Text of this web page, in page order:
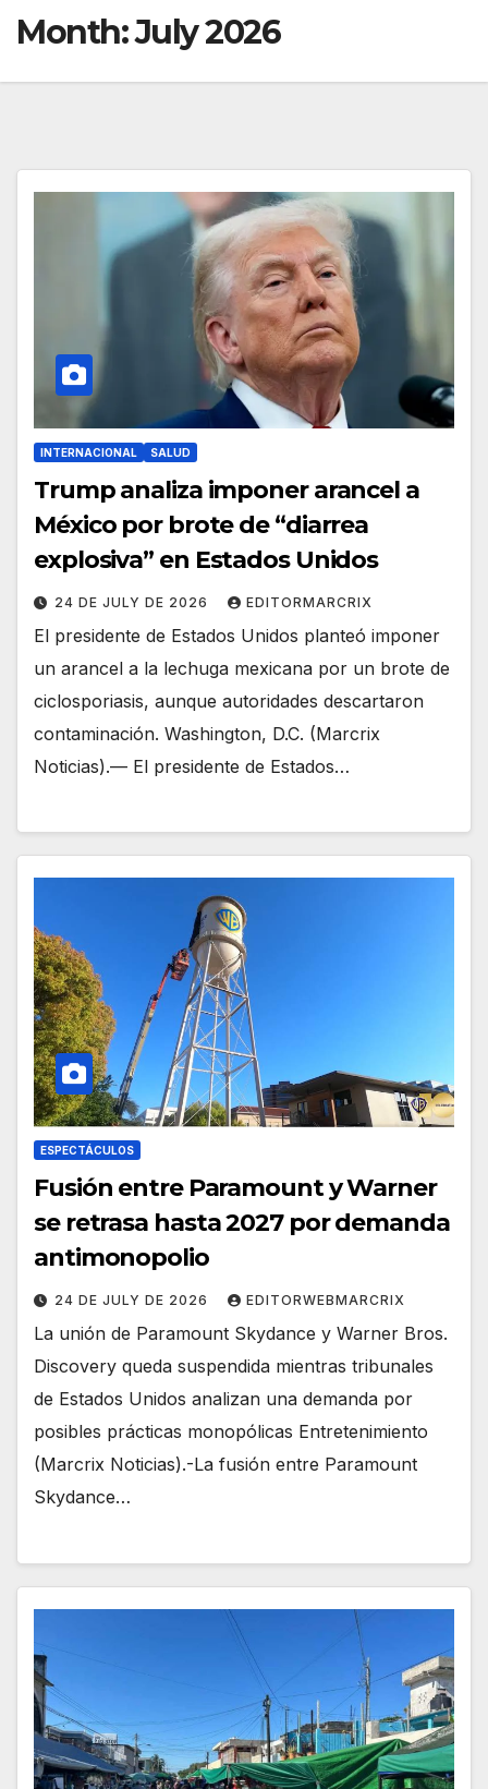
Month:July 2026
INTERNACIONAL SALUD
Trump analiza imponer arancel a
México por brote de “diarrea
explosiva” en Estados Unidos
24 DE JULY DE 2026 EDITORMARCRIX
El presidente de Estados Unidos planteó imponer
un arancel a la lechuga mexicana por un brote de
ciclosporiasis, aunque autoridades descartaron
contaminación. Washington, D.C. (Marcrix
Noticias).— El presidente de Estados…
ESPECTÁCULOS
Fusión entre Paramount y Warner
se retrasa hasta 2027 por demanda
antimonopolio
24 DE JULY DE 2026 EDITORWEBMARCRIX
La unión de Paramount Skydance y Warner Bros.
Discovery queda suspendida mientras tribunales
de Estados Unidos analizan una demanda por
posibles prácticas monopólicas Entretenimiento
(Marcrix Noticias).-La fusión entre Paramount
Skydance…